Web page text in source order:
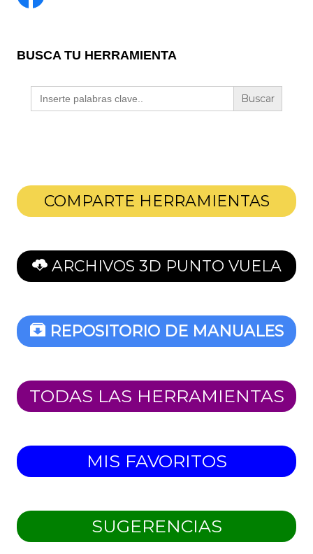
BUSCA TU HERRAMIENTA
Buscar:
COMPARTE HERRAMIENTAS
ARCHIVOS 3D PUNTO VUELA
REPOSITORIO DE MANUALES
TODAS LAS HERRAMIENTAS
MIS FAVORITOS
SUGERENCIAS